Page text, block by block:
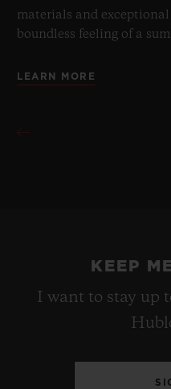
materials and
boundless feeling of a
LEARN MORE
KEEP
I want to stay up